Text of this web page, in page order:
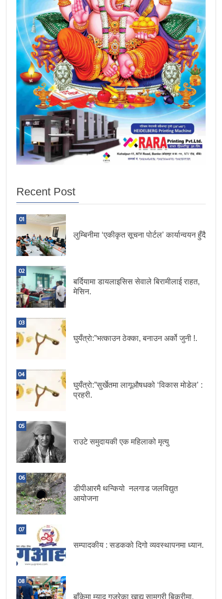
Recent Post
01
लुम्बिनीमा ‘एकीकृत सूचना पोर्टल’ कार्यान्वयन हुँदै
02
बर्दियामा डायलाइसिस सेवाले बिरामीलाई राहत,
मेसिन.
03
घुयँत्राे:”भत्काउन ठेक्का, बनाउन अर्को जुनी !.
04
घुयँत्राे:”सुर्खेतमा लागूऔषधको ‘विकास मोडेल’ :
प्रहरी.
05
राउटे समुदायकी एक महिलाको मृत्यु
06
डीपीआरमै थन्कियो नलगाड जलविद्युत
आयोजना
07
सम्पादकीय : सडकको दिगो व्यवस्थापनमा ध्यान.
08
बाँकेमा म्याद गुज्रेका खाद्य सामग्री बिक्रीमा.